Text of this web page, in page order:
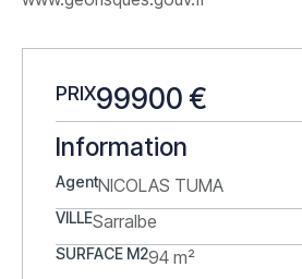
PRIX99900 €
Information
AgentNICOLAS TUMA
VILLESarralbe
SURFACE M294 m²